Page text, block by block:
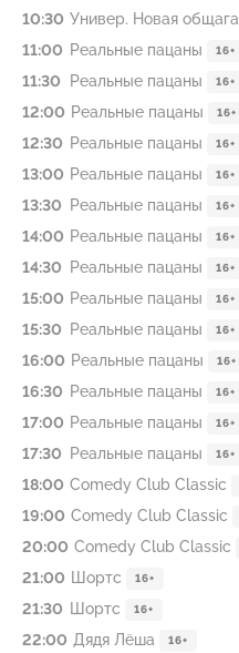
10:30 Универ. Новая общага
11:00 Реальные пацаны 16+
11:30 Реальные пацаны 16+
12:00 Реальные пацаны 16+
12:30 Реальные пацаны 16+
13:00 Реальные пацаны 16+
13:30 Реальные пацаны 16+
14:00 Реальные пацаны 16+
14:30 Реальные пацаны 16+
15:00 Реальные пацаны 16+
15:30 Реальные пацаны 16+
16:00 Реальные пацаны 16+
16:30 Реальные пацаны 16+
17:00 Реальные пацаны 16+
17:30 Реальные пацаны 16+
18:00 Comedy Club Classic
19:00 Comedy Club Classic
20:00 Comedy Club Classic
21:00 Шортс 16+
21:30 Шортс 16+
22:00 Дядя Лёша 16+